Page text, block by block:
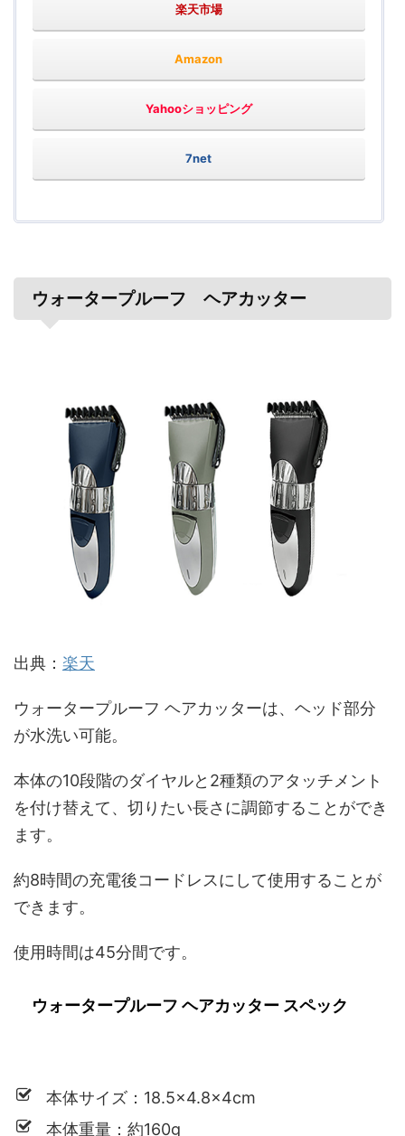
楽天市場
Amazon
Yahooショッピング
7net
ウォータープルーフ ヘアカッター
出典： 楽天
ウォータープルーフ ヘアカッターは、ヘッド部分
が水洗い可能。
本体の10段階のダイヤルと2種類のアタッチメント
を付け替えて、切りたい長さに調節することができ
ます。
約8時間の充電後コードレスにして使用することが
できます。
使用時間は45分間です。
ウォータープルーフ ヘアカッター スペック
本体サイズ：18.5×4.8×4cm
本体重量：約160g